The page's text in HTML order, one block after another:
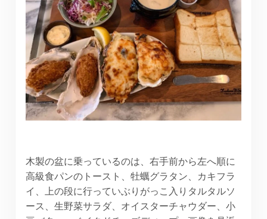
木製の盆に乗っているのは、右手前から左へ順に
高級食パンのトースト、牡蠣グラタン、カキフラ
イ、上の段に行っていぶりがっこ入りタルタルソ
ース、生野菜サラダ、オイスターチャウダー、小